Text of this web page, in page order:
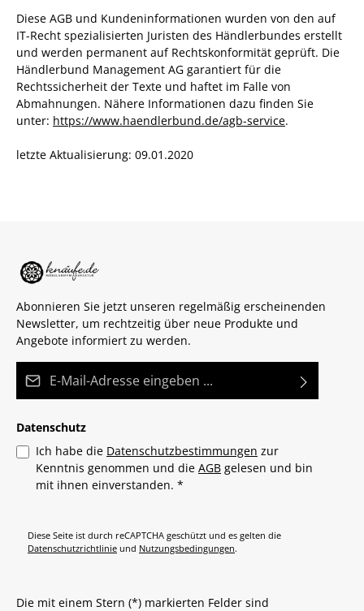
Diese AGB und Kundeninformationen wurden von den auf
IT-Recht spezialisierten Juristen des Händlerbundes erstellt
und werden permanent auf Rechtskonformität geprüft. Die
Händlerbund Management AG garantiert für die
Rechtssicherheit der Texte und haftet im Falle von
Abmahnungen. Nähere Informationen dazu finden Sie
unter: https://www.haendlerbund.de/agb-service.
letzte Aktualisierung: 09.01.2020
Abonnieren Sie jetzt unseren regelmäßig erscheinenden
Newsletter, um rechtzeitig über neue Produkte und
Angebote informiert zu werden.
Datenschutz
Ich habe die Datenschutzbestimmungen zur
Kenntnis genommen und die AGB gelesen und bin
mit ihnen einverstanden. *
Diese Seite ist durch reCAPTCHA geschützt und es gelten die
Datenschutzrichtlinie und Nutzungsbedingungen.
Die mit einem Stern (*) markierten Felder sind